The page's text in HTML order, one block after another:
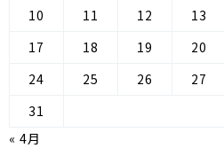
10 11 12 13
17
18 19 20
24
25 26 27
31
« 4月